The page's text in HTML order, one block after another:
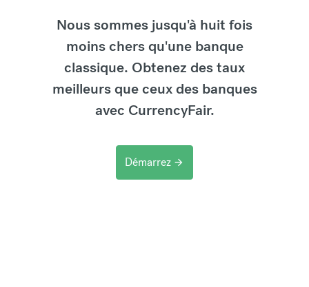
Nous sommes jusqu'à huit fois
moins chers qu'une banque
classique. Obtenez des taux
meilleurs que ceux des banques
avec CurrencyFair.
Démarrez arrow_forward